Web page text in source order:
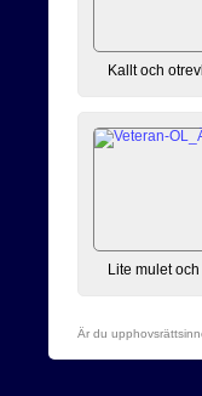
Kallt och
Lite mulet
Är du